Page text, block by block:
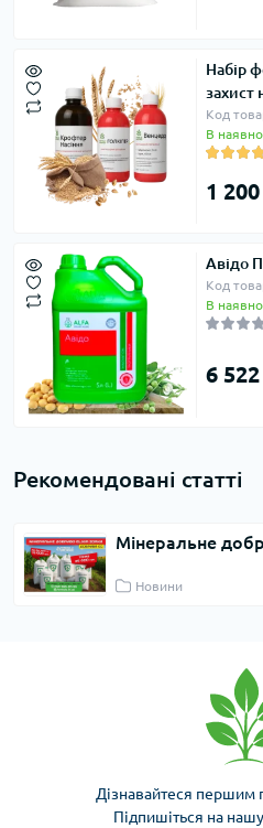
Набір
захист
Код
В
1
Авідо
Код
В
6
Рекомендовані статті
Мінеральне
Новини
Дізнавайтеся першим
Підпишіться на